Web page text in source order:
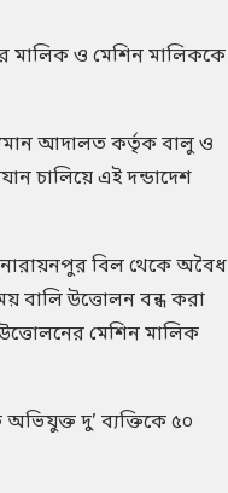
মালিক ও মেশিন মালিককে
আদালত কর্তৃক বালু ও
চালিয়ে এই দন্ডাদেশ
বিল থেকে অবৈধ
বালি উত্তোলন বন্ধ করা
মেশিন মালিক
দু’ ব্যক্তিকে ৫০